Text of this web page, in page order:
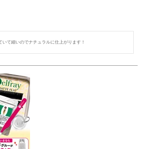
て細いのでナチュラルに仕上がります！